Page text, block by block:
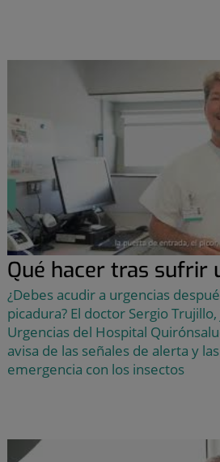
Qué hacer tras sufrir
¿Debes acudir a urgencias
picadura? El doctor Sergio
Urgencias del Hospital
avisa de las señales de alerta y
emergencia con los insectos